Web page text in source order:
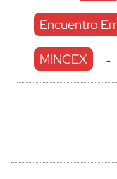
Encuentro
MINCEX -